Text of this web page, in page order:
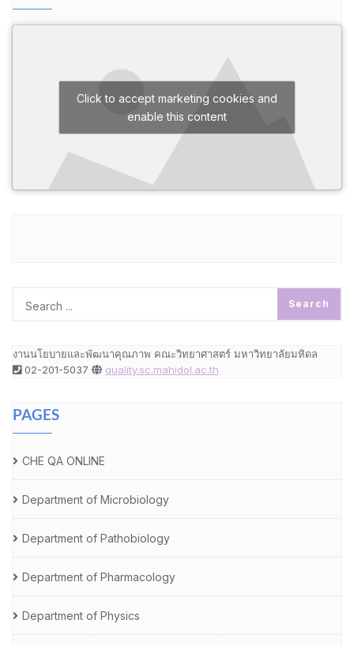
Click to accept marketing cookies and
enable this content
งานนโยบายและพัฒนาคุณภาพ คณะวิทยาศาสตร์ มหาวิทยาลัยมหิดล
02-201-5037
quality.sc.mahidol.ac.th
PAGES
CHE QA ONLINE
Department of Microbiology
Department of Pathobiology
Department of Pharmacology
Department of Physics